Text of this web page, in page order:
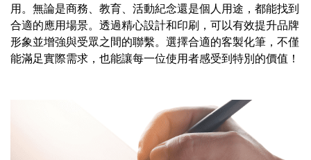
用。無論是商務、教育、活動紀念還是個人用途，都能找到
合適的應用場景。透過精心設計和印刷，可以有效提升品牌
形象並增強與受眾之間的聯繫。選擇合適的客製化筆，不僅
能滿足實際需求，也能讓每一位使用者感受到特別的價值！